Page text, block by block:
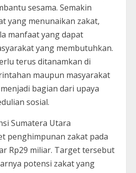
sesama. Semakin
yang menunaikan zakat,
manfaat yang dapat
yang membutuhkan.
terus ditanamkan di
maupun masyarakat
bagian dari upaya
sosial.
Sumatera Utara
penghimpunan zakat pada
Rp29 miliar. Target tersebut
potensi zakat yang